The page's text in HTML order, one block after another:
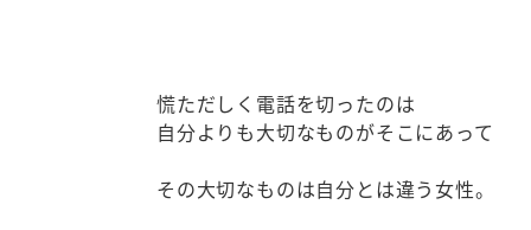
慌ただしく電話を切ったのは
自分よりも大切なものがそこにあって
その大切なものは自分とは違う女性。